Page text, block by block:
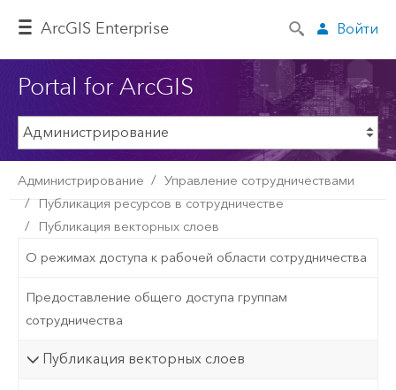
ArcGIS Enterprise Войти
Portal for ArcGIS
Администрирование
Управление сотрудничествами
Публикация ресурсов в сотрудничестве
Публикация векторных слоев
О режимах доступа к рабочей области сотрудничества
Предоставление общего доступа группам
сотрудничества
Публикация векторных слоев